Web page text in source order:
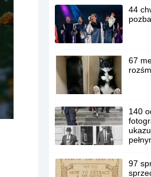
44
67
140
97